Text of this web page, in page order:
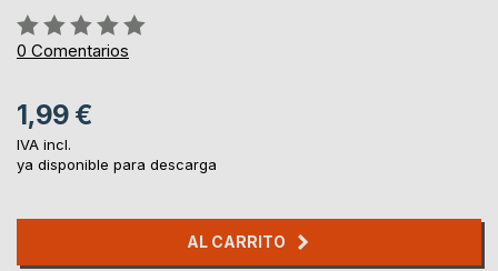
Rating:
0%
0 Comentarios
1,99 €
IVA incl.
ya disponible para descarga
AL CARRITO